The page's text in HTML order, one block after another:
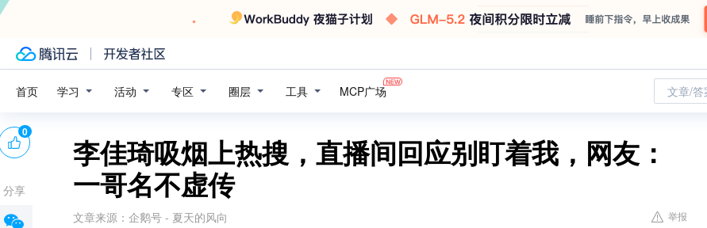
首页 学习 活动 专区 圈层 工具 MCP广场 文章/答
李佳琦吸烟上热搜，直播间回应别盯着我，网友：
一哥名不虚传
文章来源： 企鹅号 - 夏天的风向 举报
0
分享